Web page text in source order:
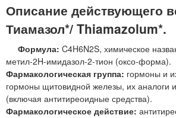
й
К
Р
®
1
0
м
г
т
Описание действующего
Тиамазол*/ Thiamazolum*.
Формула: C4H6N2S, химическое
метил-2H-имидазол-2-тион (оксо-форма).
Фармакологическая группа: гормоны и
гормоны щитовидной железы, их аналоги
(включая антитиреоидные средства).
Фармакологическое действие: